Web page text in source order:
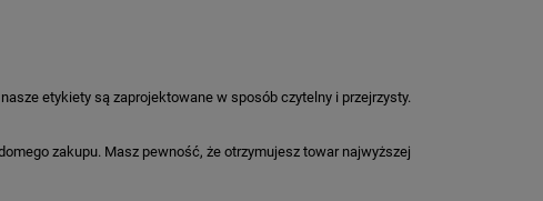
etykiety są zaprojektowane w sposób czytelny i przejrzysty.
zakupu. Masz pewność, że otrzymujesz towar najwyższej